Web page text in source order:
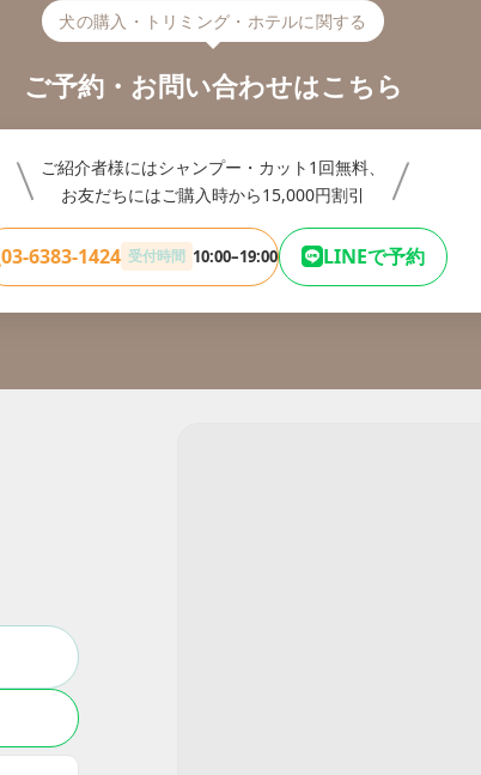
犬の購入・トリミング・ホテルに関する
ご予約・お問い合わせはこちら
ご紹介者様にはシャンプー・カット1回無料、
お友だちにはご購入時から15,000円割引
03-6383-1424 受付時間 10:00–19:00 LINEで予約